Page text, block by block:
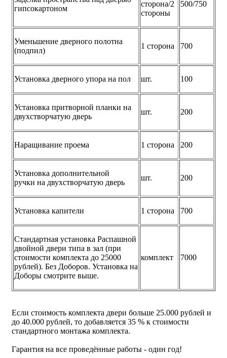
гипсокартоном
сторона/2
стороны
500/750
Уменьшение дверного полотна
(подпил)
1 сторона 700
Установка дверного упора на пол шт. 100
Установка притворной планки на
двухстворчатую дверь
шт. 200
Наращивание проема 1 сторона 200
Установка дополнительной
ручки на двухстворчатую дверь
шт. 200
Установка капители 1 сторона 700
Стандартная установка Распашной
двойной двери типа в зал (при
стоимости комплекта до 25000
рублей). Без Доборов. Установка на
Доборы смотрите выше.
комплект 7000
Если стоимость комплекта двери больше 25.000 рублей и
до 40.000 рублей, то добавляется 35 % к стоимости
стандартного монтажа комплекта.
Гарантия на все проведённые работы - один год!